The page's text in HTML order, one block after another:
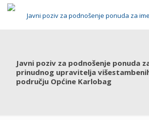
Javni poziv za podnošenje ponuda
prinudnog upravitelja
području Općine Karlobag